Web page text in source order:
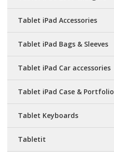
Tablet iPad Accessories
Tablet iPad Bags & Sleeves
Tablet iPad Car accessories
Tablet iPad Case & Portfolio
Tablet Keyboards
Tabletit